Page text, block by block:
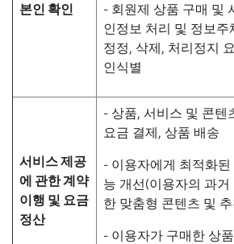
본인 확인
- 회원제 상품 구매 및
인정보 처리 및 정보
정정, 삭제, 처리정지
인식별
서비스 제공
에 관한 계약
이행 및 요금
정산
- 상품, 서비스 및 콘텐
요금 결제, 상품 배송
- 이용자에게 최적화
능 개선(이용자의 과
한 맞춤형 콘텐츠 및
- 이용자가 구매한 상